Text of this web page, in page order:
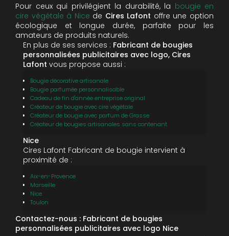
Pour ceux qui privilégient la durabilité, la bougie en
cire végétale à Nice de Cires Lafont offre une option
écologique et longue durée, parfaite pour les
amateurs de produits naturels.
En plus de ses services : Fabricant de bougies
personnalisées publicitaires avec logo, Cires
Lafont vous propose aussi :
Bougie décorative artisanale
Bougie parfumée personnalisable
Cadeau de fin d'année entreprise original
Créateur de bougie avec cire végétale
Créateur de bougie avec parfum de Grasse
Créateur de bougies artisanales sans contenant
Nice
Cires Lafont Fabricant de bougie intervient à
proximité de :
Aix-en-Provence
Marseille
Nice
Toulon
Contactez-nous : Fabricant de bougies
personnalisées publicitaires avec logo Nice